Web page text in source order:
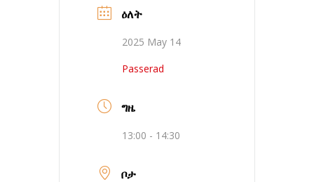
ዕለት
2025 May 14
Passerad
ግዜ
13:00 - 14:30
ቦታ